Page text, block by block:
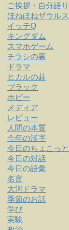
ご挨拶・自分語り
ほねほねザウルス
イッテQ
キングダム
スマホゲーム
チラシの裏
ドラマ
ヒカルの碁
ブラック
ホビー
メディア
レビュー
人間の本質
今年の漢字
今日のちょこっと
今日の対話
今日の語彙
名言
大河ドラマ
季節のお話
学び
実験